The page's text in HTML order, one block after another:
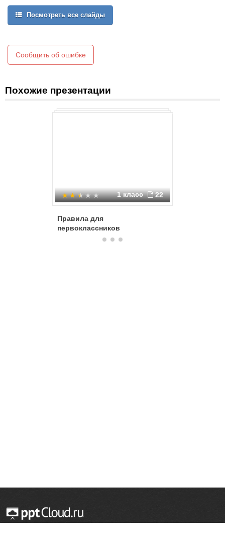
Посмотреть все слайды
Сообщить об ошибке
Похожие презентации
1 класс 22
Правила для
первоклассников